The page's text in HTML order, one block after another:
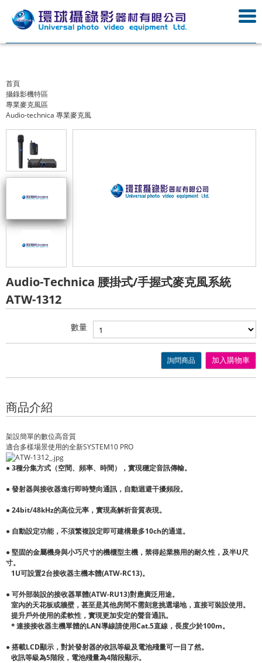
首頁
攝錄影機特區
專業麥克風區
Audio-technica 專業麥克風
Audio-Technica 腰掛式/手握式麥克風系統
ATW-1312
數量
詢問商品 加入購物車
商品介紹
架設簡單的數位高音質
適合多樣場景使用的全新SYSTEM10 PRO
● 3種分集方式（空間、頻率、時間），實現穩定音訊傳輸。
● 發射器與接收器進行即時雙向通訊，自動迴避干擾頻段。
● 24bit/48kHz的高位元率，實現高解析音質表現。
● 自動設定功能，不須繁複設定即可建構最多10ch的通道。
●堅固的金屬機身與小巧尺寸的機櫃型主機，禁得起業務用的耐久性，及半U尺
寸。
1U可設置2台接收器主機本體(ATW-RC13)。
●可外部裝設的接收器單體(ATW-RU13)對應廣泛用途。
室內的天花板或牆壁，甚至是其他房間不需刻意挑選場地，直接可裝設使用。
提升戶外使用的柔軟性，實現更加安定的聲音通訊。
＊連接接收器主機單體的LAN導線請使用Cat.5直線，長度少於100m。
● 搭載LCD顯示，對於發射器的收訊等級及電池殘量可一目了然。
收訊等級為5階段，電池殘量為4階段顯示。